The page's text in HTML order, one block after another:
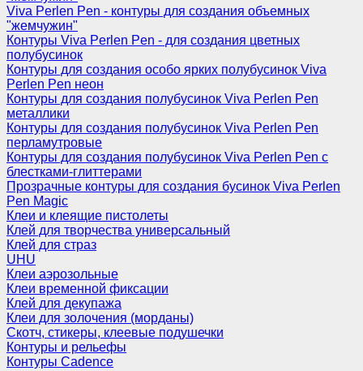
Viva Perlen Pen - контуры для создания объемных
"жемчужин"
Контуры Viva Perlen Pen - для создания цветных
полубусинок
Контуры для создания особо ярких полубусинок Viva
Perlen Pen неон
Контуры для создания полубусинок Viva Perlen Pen
металлики
Контуры для создания полубусинок Viva Perlen Pen
перламутровые
Контуры для создания полубусинок Viva Perlen Pen с
блестками-глиттерами
Прозрачные контуры для создания бусинок Viva Perlen
Pen Magic
Клеи и клеящие пистолеты
Клей для творчества универсальный
Клей для страз
UHU
Клеи аэрозольные
Клеи временной фиксации
Клей для декупажа
Клеи для золочения (морданы)
Скотч, стикеры, клеевые подушечки
Контуры и рельефы
Контуры Cadence